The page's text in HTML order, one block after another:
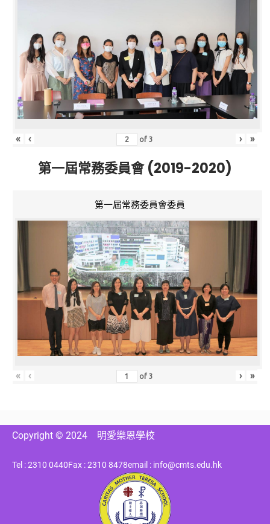
« ‹ of3 › »
第一屆常務委員會 (2019-2020)
第一屆常務委員會委員
« ‹ of3 › »
Copyright © 2024 明愛樂恩學校
Tel : 2310 0440Fax : 2310 8478email : info@cmts.edu.hk